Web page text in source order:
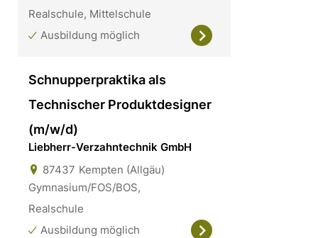
Realschule, Mittelschule
Ausbildung möglich
Schnupperpraktika als
Technischer Produktdesigner
(m/w/d)
Liebherr-Verzahntechnik GmbH
87437 Kempten (Allgäu)
Gymnasium/FOS/BOS,
Realschule
Ausbildung möglich